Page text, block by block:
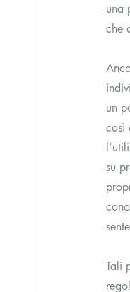
una
che
un
così
su
Tali